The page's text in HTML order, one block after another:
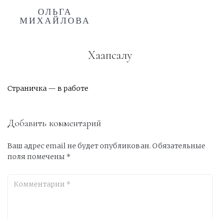
ОЛЬГА
МИХАЙЛОВА
Хаапсалу
Страничка — в работе
Добавить комментарий
Ваш адрес email не будет опубликован. Обязательные
поля помечены *